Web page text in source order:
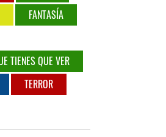
FANTASÍA
TIENES QUE VER
TERROR